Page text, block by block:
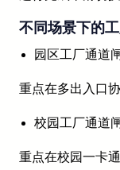
不同场景下的
园区工厂通道
重点在多出入口
校园工厂通道
重点在校园一卡